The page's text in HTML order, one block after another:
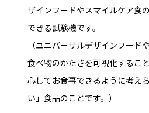
ザインフードやスマイルケア食
できる試験機です。
（ユニバーサルデザインフード
食べ物のかたさを可視化するこ
心してお食事できるように考え
い」食品のことです。）